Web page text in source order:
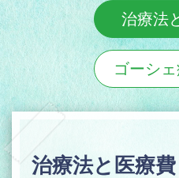
治療法
ゴーシ
治療法と医療費